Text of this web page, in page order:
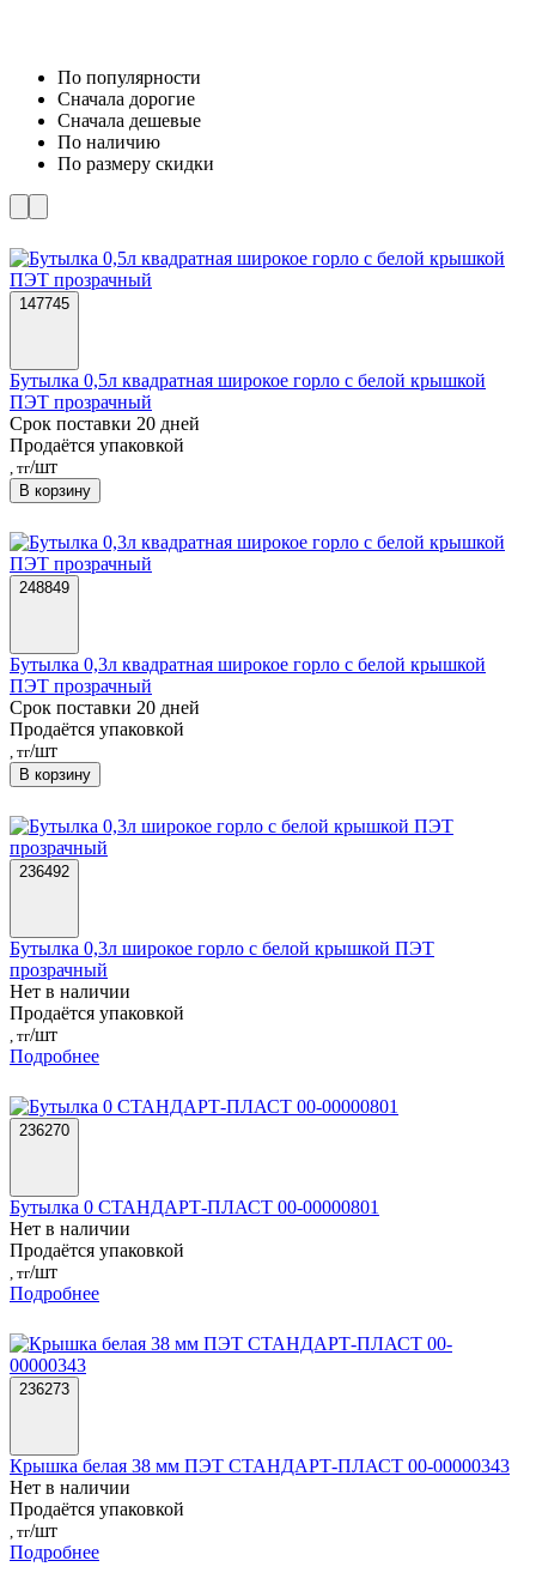
По популярности
Cначала дорогие
Cначала дешевые
По наличию
По размеру скидки
147745
Бутылка 0,5л квадратная широкое горло с белой крышкой
ПЭТ прозрачный
Срок поставки 20 дней
Продаётся упаковкой
, тг/шт
В корзину
248849
Бутылка 0,3л квадратная широкое горло с белой крышкой
ПЭТ прозрачный
Срок поставки 20 дней
Продаётся упаковкой
, тг/шт
В корзину
236492
Бутылка 0,3л широкое горло с белой крышкой ПЭТ
прозрачный
Нет в наличии
Продаётся упаковкой
, тг/шт
Подробнее
236270
Бутылка 0 СТАНДАРТ-ПЛАСТ 00-00000801
Нет в наличии
Продаётся упаковкой
, тг/шт
Подробнее
236273
Крышка белая 38 мм ПЭТ СТАНДАРТ-ПЛАСТ 00-00000343
Нет в наличии
Продаётся упаковкой
, тг/шт
Подробнее